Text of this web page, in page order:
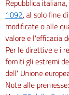
Repubblica
1092, al solo fine
modificate o alle
valore e l'efficacia
Per le direttive e i
forniti gli estremi
dell' Unione
Note alle premesse: